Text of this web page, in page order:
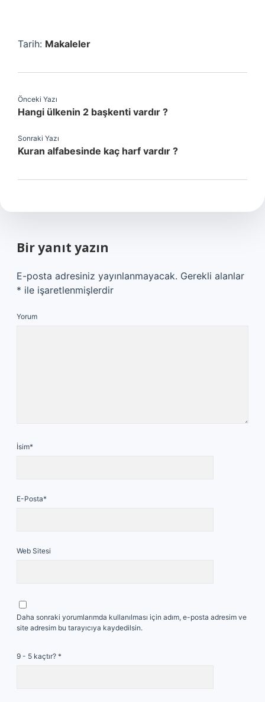
Tarih: Makaleler
Önceki Yazı
Hangi ülkenin 2 başkenti vardır ?
Sonraki Yazı
Kuran alfabesinde kaç harf vardır ?
Bir yanıt yazın
E-posta adresiniz yayınlanmayacak. Gerekli alanlar
* ile işaretlenmişlerdir
Yorum
İsim*
E-Posta*
Web Sitesi
Daha sonraki yorumlarımda kullanılması için adım, e-posta adresim ve
site adresim bu tarayıcıya kaydedilsin.
9 - 5 kaçtır? *